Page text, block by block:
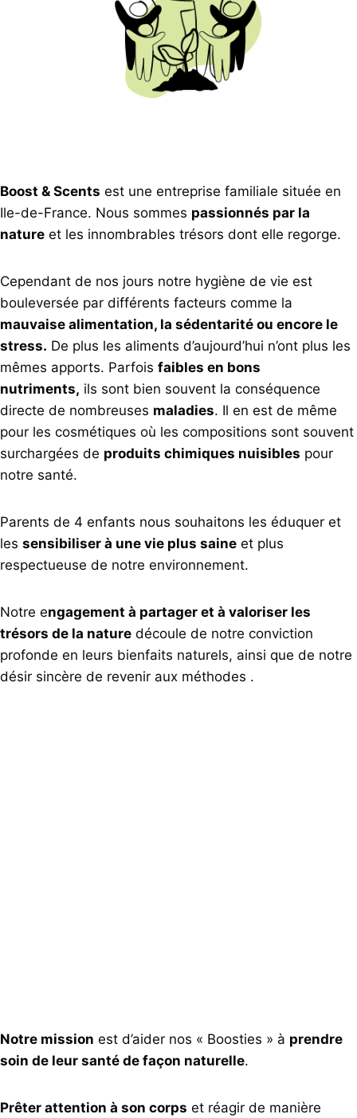
Boost & Scents est une entreprise familiale située en
Ile-de-France. Nous sommes passionnés par la
nature et les innombrables trésors dont elle regorge.
Cependant de nos jours notre hygiène de vie est
bouleversée par différents facteurs comme la
mauvaise alimentation, la sédentarité ou encore le
stress. De plus les aliments d’aujourd’hui n’ont plus les
mêmes apports. Parfois faibles en bons
nutriments, ils sont bien souvent la conséquence
directe de nombreuses maladies. Il en est de même
pour les cosmétiques où les compositions sont souvent
surchargées de produits chimiques nuisibles pour
notre santé.
Parents de 4 enfants nous souhaitons les éduquer et
les sensibiliser à une vie plus saine et plus
respectueuse de notre environnement.
Notre engagement à partager et à valoriser les
trésors de la nature découle de notre conviction
profonde en leurs bienfaits naturels, ainsi que de notre
désir sincère de revenir aux méthodes .
Notre mission est d’aider nos « Boosties » à prendre
soin de leur santé de façon naturelle.
Prêter attention à son corps et réagir de manière